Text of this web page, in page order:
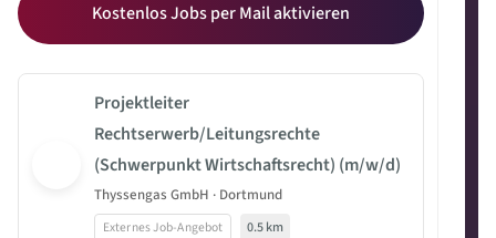
Kostenlos Jobs per Mail aktivieren
Projektleiter
Rechtserwerb/Leitungsrechte
(Schwerpunkt Wirtschaftsrecht) (m/w/d)
Thyssengas GmbH · Dortmund
Externes Job-Angebot 0.5 km